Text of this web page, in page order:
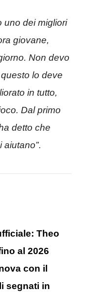
uno dei migliori
giovane,
Non devo
lo deve
in tutto,
Dal primo
detto che
aiutano”.
Theo
al 2026
con il
segnati in